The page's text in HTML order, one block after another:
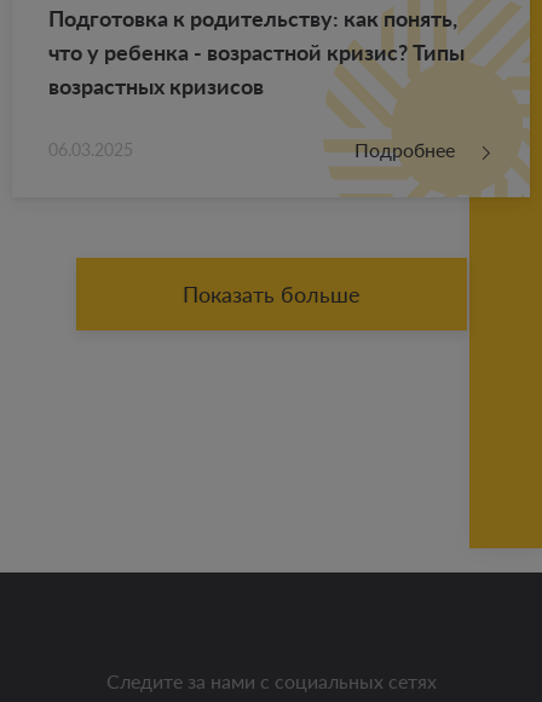
Под­го­тов­ка к ро­ди­тель­ству: как по­нять,
что у ре­бен­ка - воз­раст­ной кри­зис? Типы
воз­раст­ных кри­зи­сов
06.03.2025 Подробнее
Показать больше
Следите за нами с социальных сетях